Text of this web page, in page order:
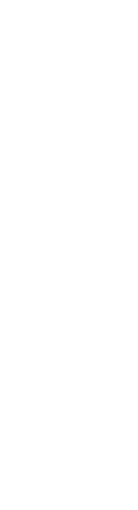
。
ようお願いしま
ズにご登録され
社の共同利用者
とをご了承くだ
はありません。
品に未対応品が
年1月12日よ
ない年数を意
、取り引きをい
ムロン制御